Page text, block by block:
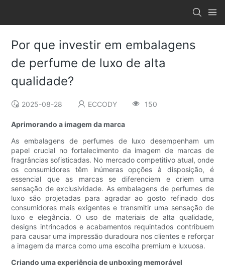
Por que investir em embalagens
de perfume de luxo de alta
qualidade?
2025-08-28 ECCODY 150
Aprimorando a imagem da marca
As embalagens de perfumes de luxo desempenham um
papel crucial no fortalecimento da imagem de marcas de
fragrâncias sofisticadas. No mercado competitivo atual, onde
os consumidores têm inúmeras opções à disposição, é
essencial que as marcas se diferenciem e criem uma
sensação de exclusividade. As embalagens de perfumes de
luxo são projetadas para agradar ao gosto refinado dos
consumidores mais exigentes e transmitir uma sensação de
luxo e elegância. O uso de materiais de alta qualidade,
designs intrincados e acabamentos requintados contribuem
para causar uma impressão duradoura nos clientes e reforçar
a imagem da marca como uma escolha premium e luxuosa.
Criando uma experiência de unboxing memorável